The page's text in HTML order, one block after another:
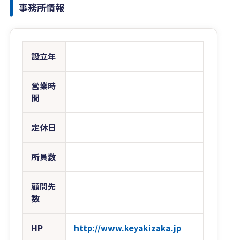
事務所情報
設立年
営業時
間
定休日
所員数
顧問先
数
HP http://www.keyakizaka.jp